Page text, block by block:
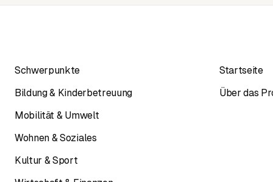
Schwerpunkte
Bildung & Kinderbetreuung
Mobilität & Umwelt
Wohnen & Soziales
Kultur & Sport
Startseite
Über das